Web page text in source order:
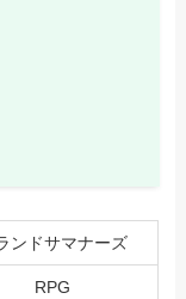
ンドサマナーズ
RPG